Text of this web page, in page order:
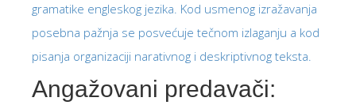
gramatike engleskog jezika. Kod usmenog izražavanja
posebna pažnja se posvećuje tečnom izlaganju a kod
pisanja organizaciji narativnog i deskriptivnog teksta.
Angažovani predavači: